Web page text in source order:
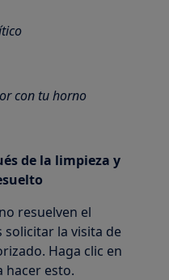
con tu horno
de la limpieza y
resuelven el
la visita de
Haga clic en
hacer esto.